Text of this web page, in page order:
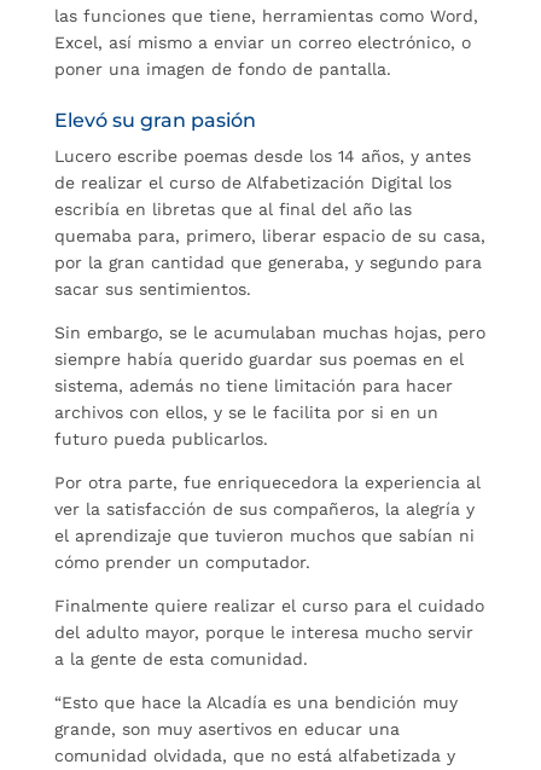
las funciones que tiene, herramientas como Word,
Excel, así mismo a enviar un correo electrónico, o
poner una imagen de fondo de pantalla.
Elevó su gran pasión
Lucero escribe poemas desde los 14 años, y antes
de realizar el curso de Alfabetización Digital los
escribía en libretas que al final del año las
quemaba para, primero, liberar espacio de su casa,
por la gran cantidad que generaba, y segundo para
sacar sus sentimientos.
Sin embargo, se le acumulaban muchas hojas, pero
siempre había querido guardar sus poemas en el
sistema, además no tiene limitación para hacer
archivos con ellos, y se le facilita por si en un
futuro pueda publicarlos.
Por otra parte, fue enriquecedora la experiencia al
ver la satisfacción de sus compañeros, la alegría y
el aprendizaje que tuvieron muchos que sabían ni
cómo prender un computador.
Finalmente quiere realizar el curso para el cuidado
del adulto mayor, porque le interesa mucho servir
a la gente de esta comunidad.
“Esto que hace la Alcadía es una bendición muy
grande, son muy asertivos en educar una
comunidad olvidada, que no está alfabetizada y